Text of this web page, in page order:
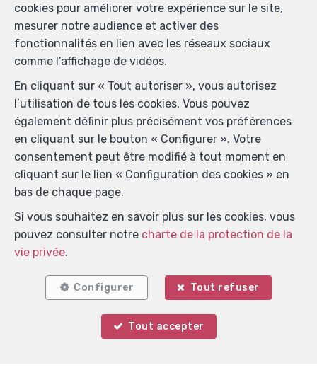
Votre agent
cookies pour améliorer votre expérience sur le site,
mesurer notre audience et activer des
fonctionnalités en lien avec les réseaux sociaux
comme l’affichage de vidéos.
En cliquant sur « Tout autoriser », vous autorisez
l’utilisation de tous les cookies. Vous pouvez
également définir plus précisément vos préférences
en cliquant sur le bouton « Configurer ». Votre
consentement peut être modifié à tout moment en
cliquant sur le lien « Configuration des cookies » en
bas de chaque page.
Si vous souhaitez en savoir plus sur les cookies, vous
pouvez consulter notre charte de la protection de la
vie privée.
Configurer Tout refuser
Tout accepter